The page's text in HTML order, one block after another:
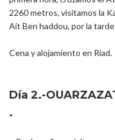
2260 metros, visitamos la
Ait Ben haddou, por la
Cena y alojamiento en Riad.
Día 2.-
.